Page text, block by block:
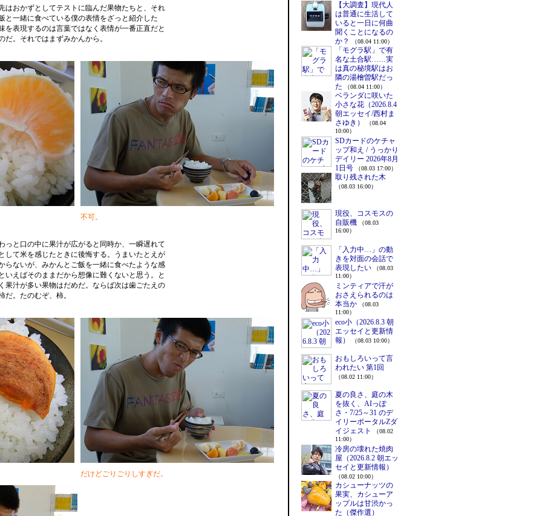
はおかずとしてテストに臨んだ果物たちと、それ
と一緒に食べている僕の表情をざっと紹介した
を表現するのは言葉ではなく表情が一番正直だと
だ。それではまずみかんから。
不可。
っと口の中に果汁が広がると同時か、一瞬遅れて
して米を感じたときに後悔する。うまいたとえが
らないが、みかんとご飯を一緒に食べたような感
いえばそのままだから想像に難くないと思う。と
果汁が多い果物はだめだ。ならば次は歯ごたえの
だ。たのむぞ、柿。
だけどごりごりしすぎだ。
【大調査】現代人
は普通に生活して
いると一日に何曲
聞くことになるの
か？
（08.04 11:00）
「モグラ駅」で有
名な土合駅……実
は真の秘境駅はお
隣の湯檜曽駅だっ
た
（08.04 11:00）
ベランダに咲いた
小さな花（2026.8.4
朝エッセイ/西村ま
さゆき）
（08.04
10:00）
SDカードのケチャ
ップ和え / うっかり
デイリー 2026年8月
1日号
（08.03 17:00）
取り残された木
（08.03 16:00）
現役、コスモスの
自販機
（08.03
16:00）
「入力中…」の動
きを対面の会話で
表現したい
（08.03
11:00）
ミンティアで汗が
おさえられるのは
本当か
（08.03
11:00）
eco小（2026.8.3 朝
エッセイと更新情
報）
（08.03 10:00）
おもしろいって言
われたい 第1回
（08.02 11:00）
夏の良さ、庭の木
を抜く、AIっぽ
さ・7/25～31 のデ
イリーポータルZダ
イジェスト
（08.02
11:00）
冷房の壊れた焼肉
屋（2026.8.2 朝エッ
セイと更新情報）
（08.02 10:00）
カシューナッツの
果実、カシューア
ップルは甘渋かっ
た（傑作選）